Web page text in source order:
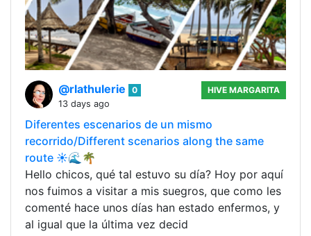
@rlathulerie
0
13 days ago
HIVE MARGARITA
Diferentes escenarios de un mismo
recorrido/Different scenarios along the same
route ☀️🌊🌴
Hello chicos, qué tal estuvo su día? Hoy por aquí
nos fuimos a visitar a mis suegros, que como les
comenté hace unos días han estado enfermos, y
al igual que la última vez decid